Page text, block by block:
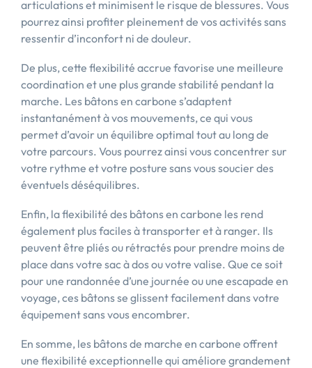
articulations et minimisent le risque de blessures. Vous
pourrez ainsi profiter pleinement de vos activités sans
ressentir d’inconfort ni de douleur.
De plus, cette flexibilité accrue favorise une meilleure
coordination et une plus grande stabilité pendant la
marche. Les bâtons en carbone s’adaptent
instantanément à vos mouvements, ce qui vous
permet d’avoir un équilibre optimal tout au long de
votre parcours. Vous pourrez ainsi vous concentrer sur
votre rythme et votre posture sans vous soucier des
éventuels déséquilibres.
Enfin, la flexibilité des bâtons en carbone les rend
également plus faciles à transporter et à ranger. Ils
peuvent être pliés ou rétractés pour prendre moins de
place dans votre sac à dos ou votre valise. Que ce soit
pour une randonnée d’une journée ou une escapade en
voyage, ces bâtons se glissent facilement dans votre
équipement sans vous encombrer.
En somme, les bâtons de marche en carbone offrent
une flexibilité exceptionnelle qui améliore grandement